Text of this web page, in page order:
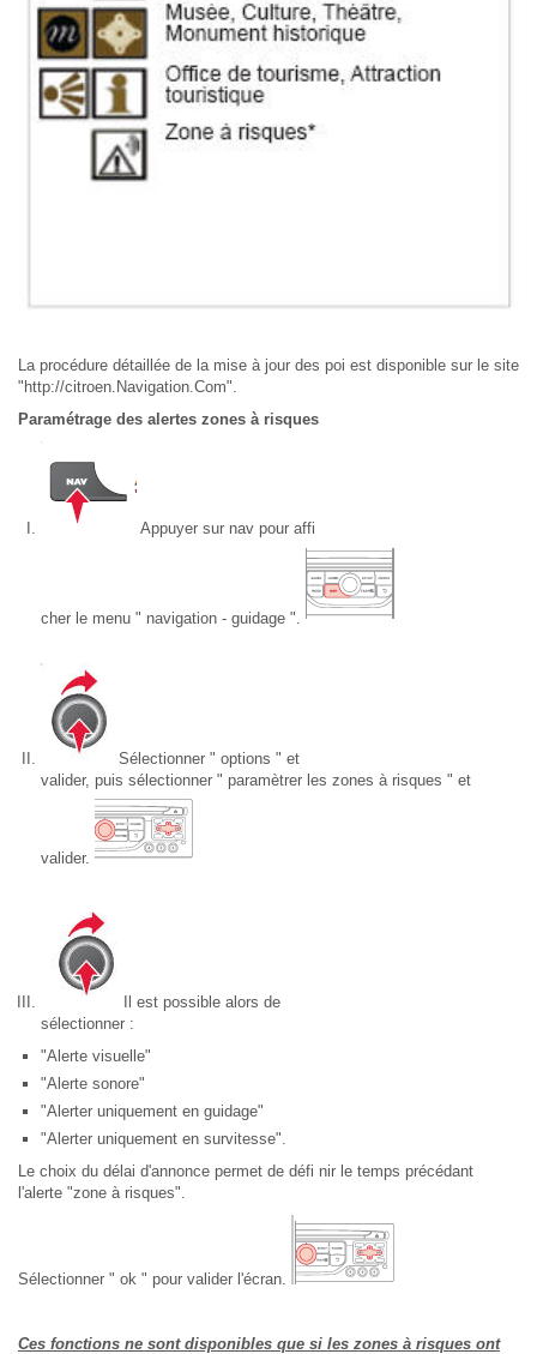
La procédure détaillée de la mise à jour des poi est disponible sur le site
"http://citroen.Navigation.Com".
Paramétrage des alertes zones à risques
Appuyer sur nav pour affi
cher le menu " navigation - guidage ".
Sélectionner " options " et
valider, puis sélectionner " paramètrer les zones à risques " et
valider.
Il est possible alors de
sélectionner :
"Alerte visuelle"
"Alerte sonore"
"Alerter uniquement en guidage"
"Alerter uniquement en survitesse".
Le choix du délai d'annonce permet de défi nir le temps précédant
l'alerte "zone à risques".
Sélectionner " ok " pour valider l'écran.
Ces fonctions ne sont disponibles que si les zones à risques ont